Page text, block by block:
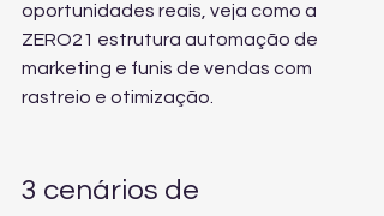
oportunidades reais, veja como a
ZERO21 estrutura automação de
marketing e funis de vendas com
rastreio e otimização.
3 cenários de